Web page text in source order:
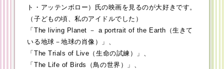
ト・アッテンボロー）氏の映画を見るのが大好きです。
（子どもの頃、私のアイドルでした）
「The living Planet － a portrait of the Earth（生きて
いる地球－地球の肖像）」、
「The Trials of Live（生命の試練）」、
「The Life of Birds（鳥の世界）」、